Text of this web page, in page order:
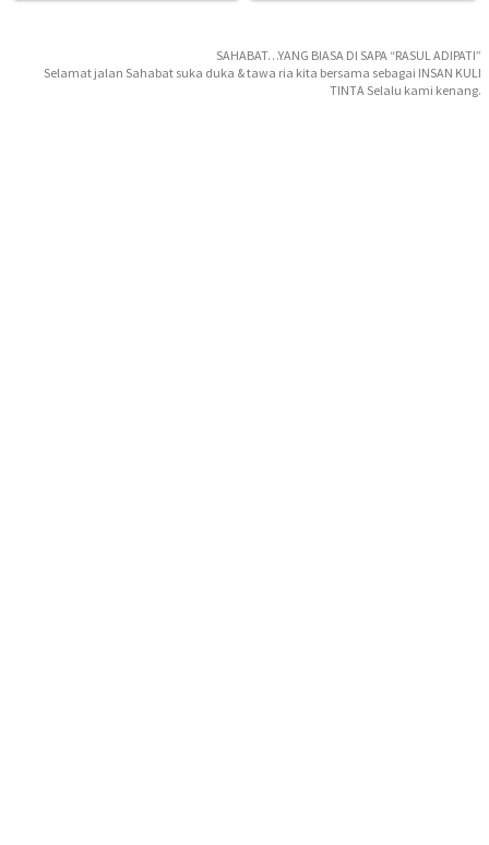
SAHABAT…YANG BIASA DI SAPA “RASUL ADIPATI”
Selamat jalan Sahabat suka duka & tawa ria kita bersama sebagai INSAN KULI
TINTA Selalu kami kenang.